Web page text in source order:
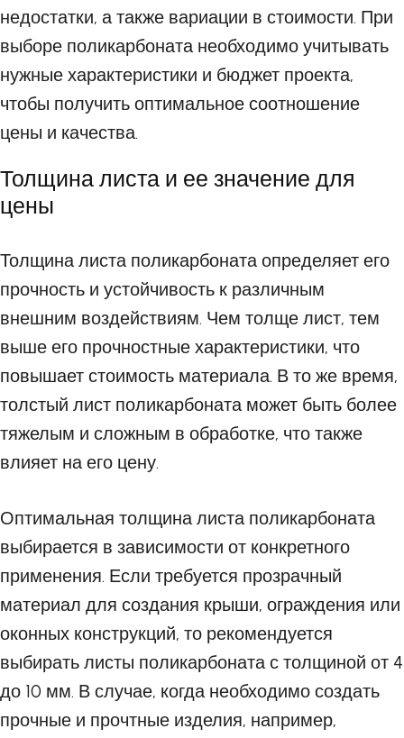
недостатки, а также вариации в стоимости. При
выборе поликарбоната необходимо учитывать
нужные характеристики и бюджет проекта,
чтобы получить оптимальное соотношение
цены и качества.
Толщина листа и ее значение для
цены
Толщина листа поликарбоната определяет его
прочность и устойчивость к различным
внешним воздействиям. Чем толще лист, тем
выше его прочностные характеристики, что
повышает стоимость материала. В то же время,
толстый лист поликарбоната может быть более
тяжелым и сложным в обработке, что также
влияет на его цену.
Оптимальная толщина листа поликарбоната
выбирается в зависимости от конкретного
применения. Если требуется прозрачный
материал для создания крыши, ограждения или
оконных конструкций, то рекомендуется
выбирать листы поликарбоната с толщиной от 4
до 10 мм. В случае, когда необходимо создать
прочные и прочтные изделия, например,